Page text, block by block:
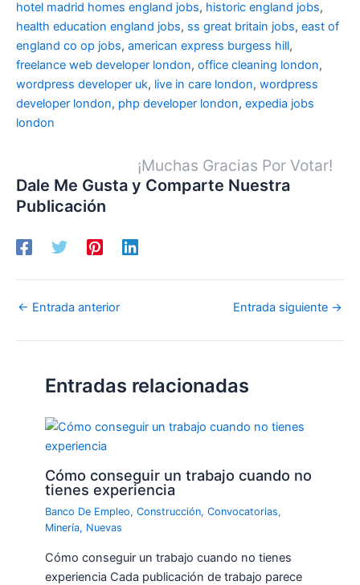
hotel madrid homes england jobs, historic england jobs,
health education england jobs, ss great britain jobs, east of
england co op jobs, american express burgess hill,
freelance web developer london, office cleaning london,
wordpress developer uk, live in care london, wordpress
developer london, php developer london, expedia jobs
london
¡Muchas Gracias Por Votar!
Dale Me Gusta y Comparte Nuestra
Publicación
← Entrada anterior Entrada siguiente →
Entradas relacionadas
Cómo conseguir un trabajo cuando no
tienes experiencia
Banco De Empleo,Construcción,Convocatorias,
Minería, Nuevas
Cómo conseguir un trabajo cuando no tienes
experiencia Cada publicación de trabajo parece